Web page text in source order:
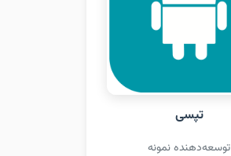
تپسی
توسعه‌دهنده نمونه